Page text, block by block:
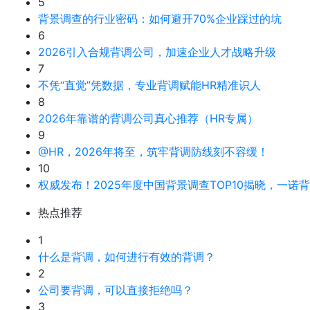
背景调查的行业密码：如何避开70%企业踩过的坑
6
2026引入合规背调公司，加速企业人才战略升级
7
不凭“直觉”凭数据，专业背调赋能HR精准识人
8
2026年靠谱的背调公司真心推荐（HR专属）
9
@HR，2026年将至，筑牢背调防线刻不容缓！
10
权威发布！2025年度中国背景调查TOP10揭晓，一诺
热点推荐
1
什么是背调，如何进行有效的背调？
2
公司要背调，可以直接拒绝吗？
3